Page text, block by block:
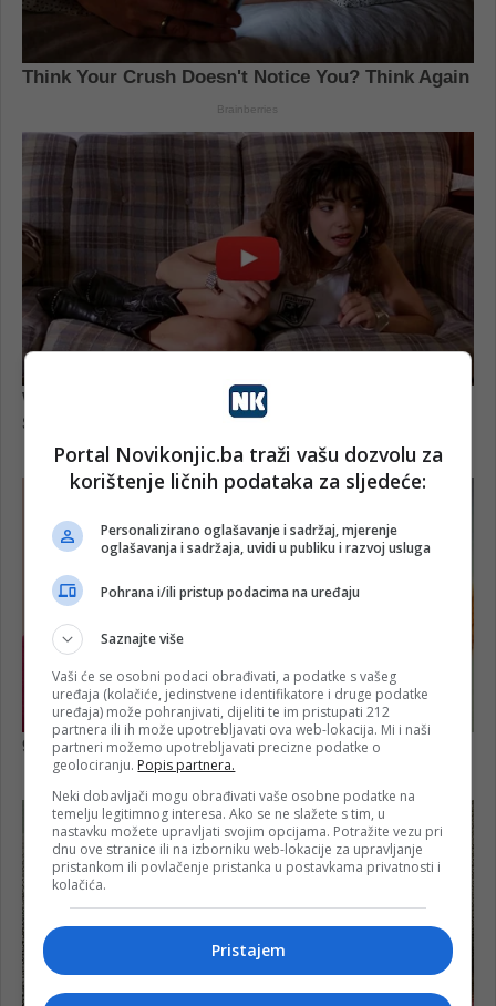
Portal Novikonjic.ba traži vašu dozvolu za
korištenje ličnih podataka za sljedeće:
Personalizirano oglašavanje i sadržaj, mjerenje
oglašavanja i sadržaja, uvidi u publiku i razvoj usluga
Pohrana i/ili pristup podacima na uređaju
Saznajte više
Vaši će se osobni podaci obrađivati, a podatke s vašeg
uređaja (kolačiće, jedinstvene identifikatore i druge podatke
uređaja) može pohranjivati, dijeliti te im pristupati 212
partnera ili ih može upotrebljavati ova web-lokacija. Mi i naši
partneri možemo upotrebljavati precizne podatke o
geolociranju. Popis partnera.
Neki dobavljači mogu obrađivati vaše osobne podatke na
temelju legitimnog interesa. Ako se ne slažete s tim, u
nastavku možete upravljati svojim opcijama. Potražite vezu pri
dnu ove stranice ili na izborniku web-lokacije za upravljanje
pristankom ili povlačenje pristanka u postavkama privatnosti i
kolačića.
Pristajem